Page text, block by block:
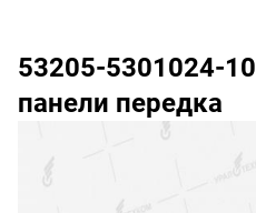
53205-5301024-10
панели передка